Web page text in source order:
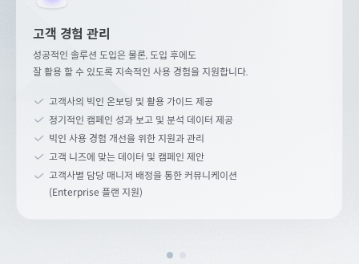
고객 경험 관리
성공적인 솔루션 도입은 물론, 도입 후에도
잘 활용 할 수 있도록 지속적인 사용 경험을 지원합니다.
고객사의 빅인 온보딩 및 활용 가이드 제공
정기적인 캠페인 성과 보고 및 분석 데이터 제공
빅인 사용 경험 개선을 위한 지원과 관리
고객 니즈에 맞는 데이터 및 캠페인 제안
고객사별 담당 매니저 배정을 통한 커뮤니케이션
(Enterprise 플랜 지원)